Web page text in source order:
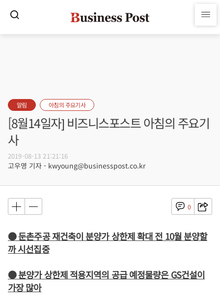
알림 아침의 주요기사
[8월14일자] 비즈니스포스트 아침의 주요기
사
2019-08-13 21:21:16
고우영 기자 - kwyoung@businesspost.co.kr
0
● 둔촌주공 재건축이 분양가 상한제 확대 전 10월 분양할
까 시선집중
● 분양가 상한제 적용지역의 공급 예정물량은 GS건설이
가장 많아